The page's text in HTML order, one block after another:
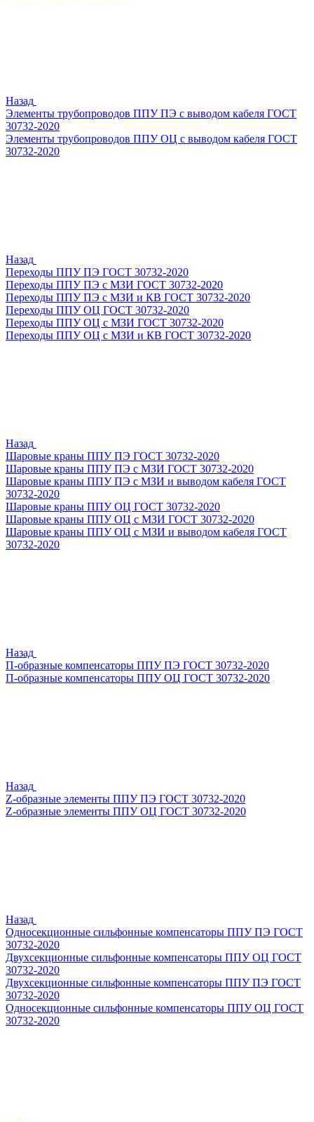
Назад
Элементы трубопроводов ППУ ПЭ с выводом кабеля ГОСТ
30732-2020
Элементы трубопроводов ППУ ОЦ с выводом кабеля ГОСТ
30732-2020
Назад
Переходы ППУ ПЭ ГОСТ 30732-2020
Переходы ППУ ПЭ с МЗИ ГОСТ 30732-2020
Переходы ППУ ПЭ с МЗИ и КВ ГОСТ 30732-2020
Переходы ППУ ОЦ ГОСТ 30732-2020
Переходы ППУ ОЦ с МЗИ ГОСТ 30732-2020
Переходы ППУ ОЦ с МЗИ и КВ ГОСТ 30732-2020
Назад
Шаровые краны ППУ ПЭ ГОСТ 30732-2020
Шаровые краны ППУ ПЭ с МЗИ ГОСТ 30732-2020
Шаровые краны ППУ ПЭ с МЗИ и выводом кабеля ГОСТ
30732-2020
Шаровые краны ППУ ОЦ ГОСТ 30732-2020
Шаровые краны ППУ ОЦ с МЗИ ГОСТ 30732-2020
Шаровые краны ППУ ОЦ с МЗИ и выводом кабеля ГОСТ
30732-2020
Назад
П-образные компенсаторы ППУ ПЭ ГОСТ 30732-2020
П-образные компенсаторы ППУ ОЦ ГОСТ 30732-2020
Назад
Z-образные элементы ППУ ПЭ ГОСТ 30732-2020
Z-образные элементы ППУ ОЦ ГОСТ 30732-2020
Назад
Односекционные сильфонные компенсаторы ППУ ПЭ ГОСТ
30732-2020
Двухсекционные сильфонные компенсаторы ППУ ОЦ ГОСТ
30732-2020
Двухсекционные сильфонные компенсаторы ППУ ПЭ ГОСТ
30732-2020
Односекционные сильфонные компенсаторы ППУ ОЦ ГОСТ
30732-2020